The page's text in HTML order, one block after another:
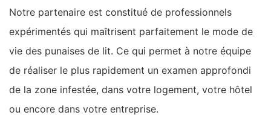
Notre partenaire est constitué de professionnels
expérimentés qui maîtrisent parfaitement le mode de
vie des punaises de lit. Ce qui permet à notre équipe
de réaliser le plus rapidement un examen approfondi
de la zone infestée, dans votre logement, votre hôtel
ou encore dans votre entreprise.